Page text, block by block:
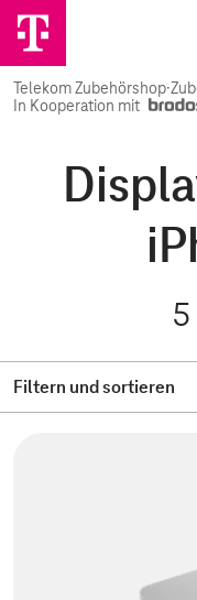
Telekom Zubehörshop·
In Kooperation mit
5
Filtern und sortieren